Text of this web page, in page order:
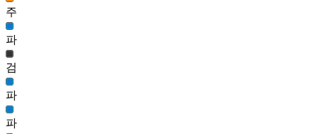
3,011
50
세레나데 헤어(남)
2,979
51
찬란한 흉성 헤어
2,948
주
파
검
파
파